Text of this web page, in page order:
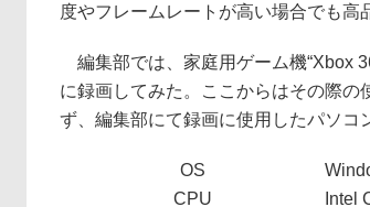
度やフレームレートが高い場合でも高
編集部では、家庭用ゲーム機“Xbox
に録画してみた。ここからはその際の
ず、編集部にて録画に使用したパソコ
OS
CPU
Intel